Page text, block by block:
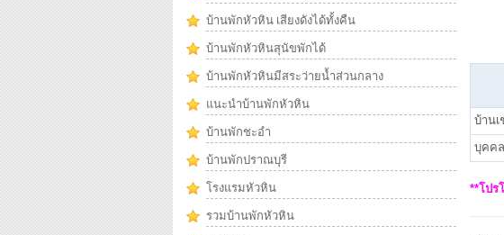
บ้าน
บุคค
**โปร
บ้านพักหัวหิน เสียงดังได้ทั้งคืน
บ้านพักหัวหินสุนัขพักได้
บ้านพักหัวหินมีสระว่ายน้ำส่วนกลาง
แนะนำบ้านพักหัวหิน
บ้านพักชะอำ
บ้านพักปราณบุรี
โรงแรมหัวหิน
รวมบ้านพักหัวหิน